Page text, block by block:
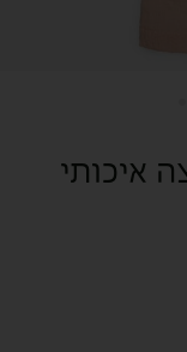
איכותי